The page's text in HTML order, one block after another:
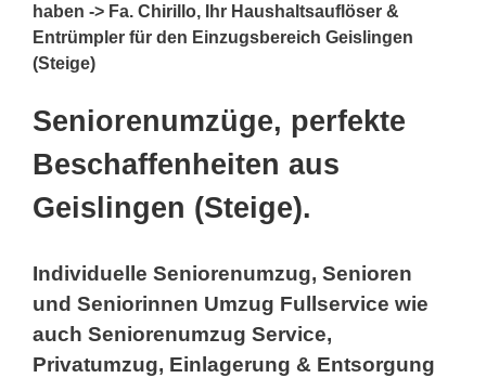
haben -> Fa. Chirillo, Ihr Haushaltsauflöser &
Entrümpler für den Einzugsbereich Geislingen
(Steige)
Seniorenumzüge, perfekte
Beschaffenheiten aus
Geislingen (Steige).
Individuelle Seniorenumzug, Senioren
und Seniorinnen Umzug Fullservice wie
auch Seniorenumzug Service,
Privatumzug, Einlagerung & Entsorgung